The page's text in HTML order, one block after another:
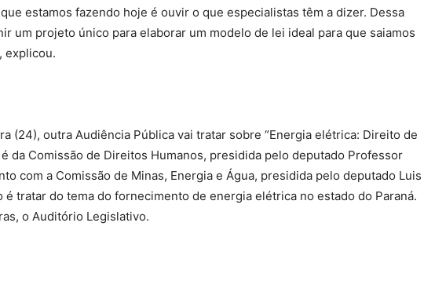
estamos fazendo hoje é ouvir o que especialistas têm a dizer. Dessa
um projeto único para elaborar um modelo de lei ideal para que saiamos
explicou.
(24), outra Audiência Pública vai tratar sobre “Energia elétrica: Direito de
da Comissão de Direitos Humanos, presidida pelo deputado Professor
com a Comissão de Minas, Energia e Água, presidida pelo deputado Luis
é tratar do tema do fornecimento de energia elétrica no estado do Paraná.
o Auditório Legislativo.